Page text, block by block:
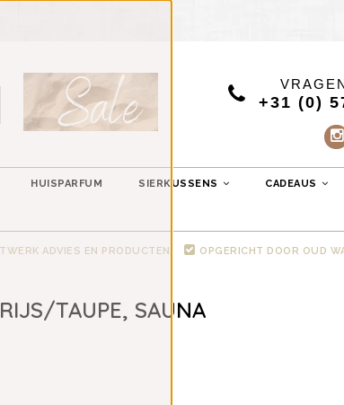
+31 (0)
HUISPARFUM SIERKUSSENS CADEAUS
ADVIES EN PRODUCTEN OPGERICHT DOOR OUD
TAUPE, SAUNA